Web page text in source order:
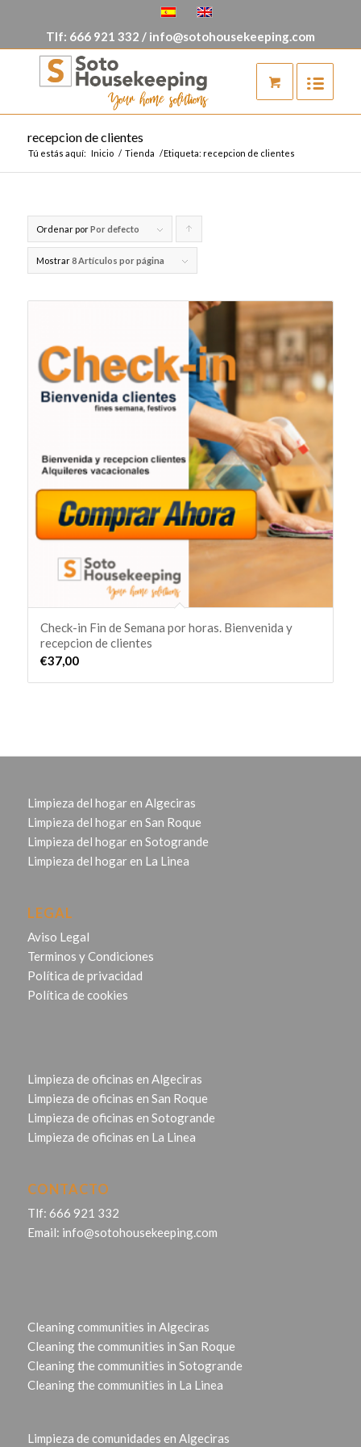
Tlf: 666 921 332 / info@sotohousekeeping.com
recepcion de clientes
Tú estás aquí: Inicio / Tienda /Etiqueta: recepcion de clientes
Ordenar porPor defecto
los
cupones
de
forma
ascendente
Mostrar8 Artículos por página
Check-in Fin de Semana por horas. Bienvenida y
recepcion de clientes
€37,00
Limpieza del hogar en Algeciras
Limpieza del hogar en San Roque
Limpieza del hogar en Sotogrande
Limpieza del hogar en La Linea
LEGAL
Aviso Legal
Terminos y Condiciones
Política de privacidad
Política de cookies
Limpieza de oficinas en Algeciras
Limpieza de oficinas en San Roque
Limpieza de oficinas en Sotogrande
Limpieza de oficinas en La Linea
CONTACTO
Tlf: 666 921 332
Email: info@sotohousekeeping.com
Cleaning communities in Algeciras
Cleaning the communities in San Roque
Cleaning the communities in Sotogrande
Cleaning the communities in La Linea
Limpieza de comunidades en Algeciras